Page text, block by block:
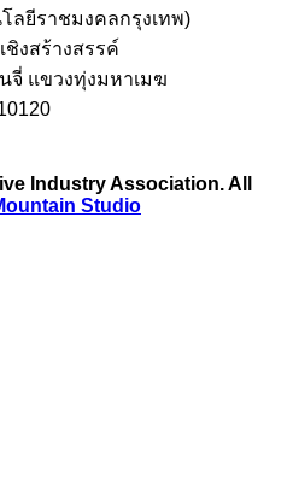
ลยีราชมงคลกรุงเทพ)
ชิงสร้างสรรค์
จี่ แขวงทุ่งมหาเมฆ
Industry Association. All
Studio